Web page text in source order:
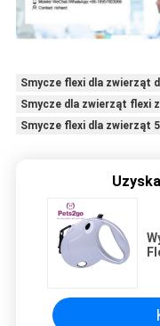
Smycze flexi dla zwierząt
Smycze dla zwierząt flexi
Smycze flexi dla zwierząt